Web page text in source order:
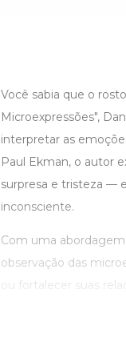
Você sabia que o
Microexpressões",
interpretar as
Paul Ekman, o autor
surpresa e tristeza —
inconsciente.
Com uma
observação das
ou fortalecer suas